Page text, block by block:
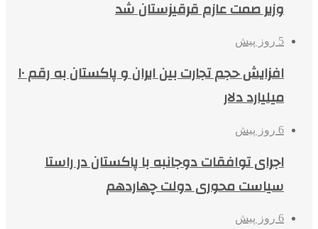
وزیر صمت عازم قرقیزستان شد
5 روز پیش
افزایش حجم تجارت بین ایران و پاکستان به رقم ۱۰
میلیارد دلار
6 روز پیش
اجرای توافقات دوجانبه با پاکستان در راستا
سیاست محوری دولت چهاردهم
6 روز پیش